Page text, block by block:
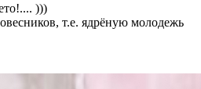
)))
т.е. ядрёную молодежь